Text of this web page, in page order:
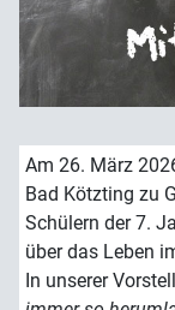
Am 26. März
Bad Kötzting zu
Schülern der 7.
über das Leben
In unserer